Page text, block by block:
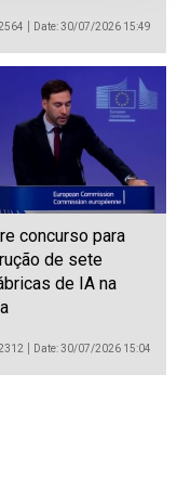
Date: 30/07/2026 15:49
concurso para
de sete
de IA na
Date: 30/07/2026 15:04